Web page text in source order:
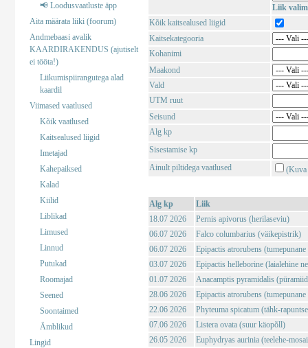
📢 Loodusvaatluste äpp
Aita määrata liiki (foorum)
Andmebaasi avalik
KAARDIRAKENDUS (ajutiselt
ei tööta!)
Liikumispiirangutega alad
kaardil
Viimased vaatlused
Kõik vaatlused
Kaitsealused liigid
Imetajad
Kahepaiksed
Kalad
Kiilid
Liblikad
Limused
Linnud
Putukad
Roomajad
Seened
Soontaimed
Ämblikud
Lingid
Liik
Kõik kaitsealused liigid
Kaitsekategooria
Kohanimi
Maakond
Vald
UTM ruut
Seisund
Alg kp
Sisestamise kp
Ainult piltidega vaatlused
(Kuva
Alg kp
Liik
18.07 2026
Pernis apivorus (herilaseviu)
06.07 2026
Falco columbarius (väikepistrik)
06.07 2026
Epipactis atrorubens
03.07 2026
Epipactis helleborine (laialehine
01.07 2026
Anacamptis pyramidalis
28.06 2026
Epipactis atrorubens
22.06 2026
Phyteuma spicatum (tähk-
07.06 2026
Listera ovata (suur käopõll)
26.05 2026
Euphydryas aurinia (teelehe-